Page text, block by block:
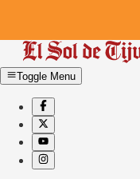
Toggle Menu